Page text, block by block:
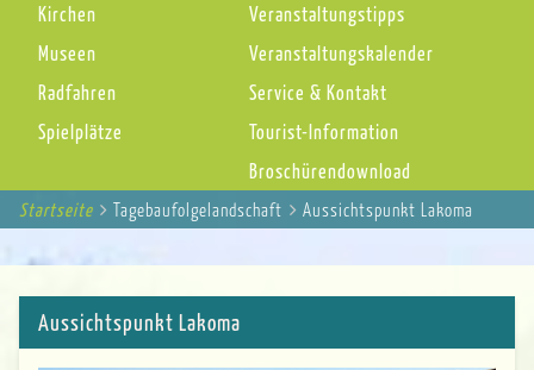
Kirchen
Museen
Radfahren
Spielplätze
Veranstaltungstipps
Veranstaltungskalender
Service & Kontakt
Tourist-Information
Broschürendownload
Breadcrumbs
You
are
here:
Startseite Tagebaufolgelandschaft Aussichtspunkt Lakoma
Aussichtspunkt Lakoma